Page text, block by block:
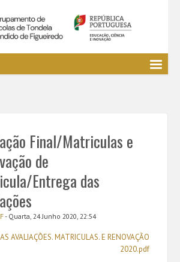
(
Final/Matriculas e
de
Entrega das
- Quarta, 24 Junho 2020, 22:54
AVALIAÇÕES. MATRICULAS. E RENOVAÇÃO
2020.pdf